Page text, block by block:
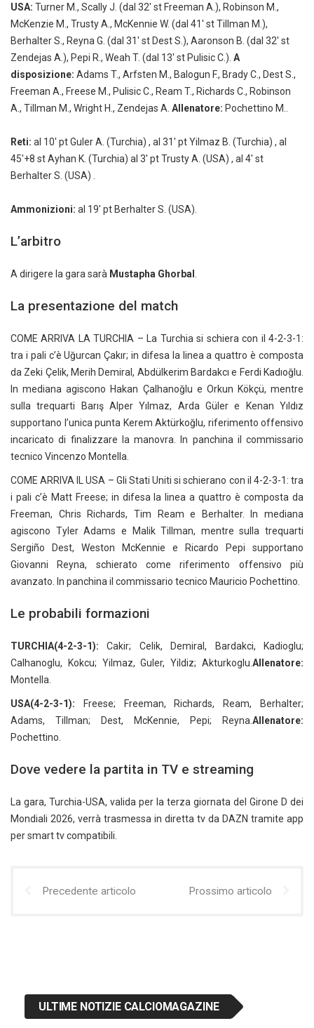
USA: Turner M., Scally J. (dal 32' st Freeman A.), Robinson M.,
McKenzie M., Trusty A., McKennie W. (dal 41' st Tillman M.),
Berhalter S., Reyna G. (dal 31' st Dest S.), Aaronson B. (dal 32' st
Zendejas A.), Pepi R., Weah T. (dal 13' st Pulisic C.). A
disposizione: Adams T., Arfsten M., Balogun F., Brady C., Dest S.,
Freeman A., Freese M., Pulisic C., Ream T., Richards C., Robinson
A., Tillman M., Wright H., Zendejas A. Allenatore: Pochettino M..
Reti: al 10' pt Guler A. (Turchia) , al 31' pt Yilmaz B. (Turchia) , al
45'+8 st Ayhan K. (Turchia) al 3' pt Trusty A. (USA) , al 4' st
Berhalter S. (USA) .
Ammonizioni: al 19' pt Berhalter S. (USA).
L’arbitro
A dirigere la gara sarà Mustapha Ghorbal
La presentazione del match
COME ARRIVA LA TURCHIA – La Turchia si schiera con il 4-2-3-1:
tra i pali c’è Uğurcan Çakır; in difesa la linea a quattro è composta
da Zeki Çelik, Merih Demiral, Abdülkerim Bardakcı e Ferdi Kadıoğlu.
In mediana agiscono Hakan Çalhanoğlu e Orkun Kökçü, mentre
sulla trequarti Barış Alper Yılmaz, Arda Güler e Kenan Yıldız
supportano l’unica punta Kerem Aktürkoğlu, riferimento offensivo
incaricato di finalizzare la manovra. In panchina il commissario
tecnico Vincenzo Montella.
COME ARRIVA IL USA – Gli Stati Uniti si schierano con il 4-2-3-1: tra
i pali c’è Matt Freese; in difesa la linea a quattro è composta da
Freeman, Chris Richards, Tim Ream e Berhalter. In mediana
agiscono Tyler Adams e Malik Tillman, mentre sulla trequarti
Sergiño Dest, Weston McKennie e Ricardo Pepi supportano
Giovanni Reyna, schierato come riferimento offensivo più
avanzato. In panchina il commissario tecnico Mauricio Pochettino.
Le probabili formazioni
TURCHIA(4-2-3-1):Cakir; Celik, Demiral, Bardakci, Kadioglu;
Calhanoglu, Kokcu; Yilmaz, Guler, Yildiz; Akturkoglu. Allenatore:
Montella.
USA(4-2-3-1): Freese; Freeman, Richards, Ream, Berhalter;
Adams, Tillman; Dest, McKennie, Pepi; Reyna. Allenatore:
Pochettino.
Dove vedere la partita in TV e streaming
La gara, Turchia-USA, valida per la terza giornata del Girone D dei
Mondiali 2026, verrà trasmessa in diretta tv da DAZN tramite app
per smart tv compatibili.
Precedente articolo Prossimo articolo
ULTIME NOTIZIE CALCIOMAGAZINE